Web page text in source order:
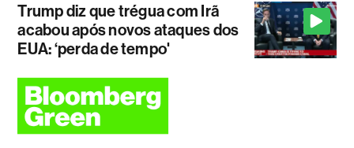
Trump diz que trégua com Irã
acabou após novos ataques dos
EUA: ‘perda de tempo'